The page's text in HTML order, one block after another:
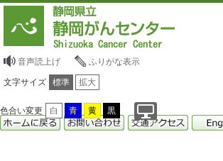
音声読上げ ふりがな表示
文字サイズ 標準 拡大
色合い変更 白 青 黄 黒